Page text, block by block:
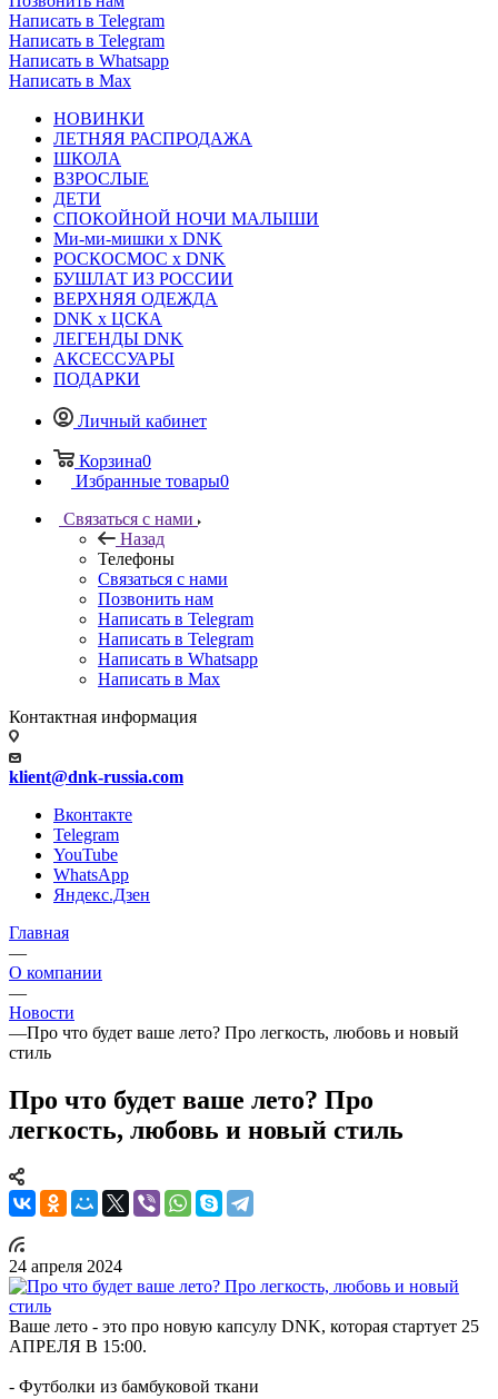
Написать в Telegram
Написать в Telegram
Написать в Whatsapp
Написать в Max
НОВИНКИ
ЛЕТНЯЯ РАСПРОДАЖА
ШКОЛА
ВЗРОСЛЫЕ
ДЕТИ
СПОКОЙНОЙ НОЧИ МАЛЫШИ
Ми-ми-мишки x DNK
РОСКОСМОС x DNK
БУШЛАТ ИЗ РОССИИ
ВЕРХНЯЯ ОДЕЖДА
DNK x ЦСКА
ЛЕГЕНДЫ DNK
АКСЕССУАРЫ
ПОДАРКИ
Личный кабинет
Корзина0
Избранные товары0
Связаться с нами
Назад
Телефоны
Связаться с нами
Позвонить нам
Написать в Telegram
Написать в Telegram
Написать в Whatsapp
Написать в Max
Контактная информация
klient@dnk-russia.com
Вконтакте
Telegram
YouTube
WhatsApp
Яндекс.Дзен
Главная
—
О компании
—
Новости
—Про что будет ваше лето? Про легкость, любовь и новый
стиль
Про что будет ваше лето? Про
легкость, любовь и новый стиль
24 апреля 2024
Ваше лето - это про новую капсулу DNK, которая стартует 25
АПРЕЛЯ В 15:00.
- Футболки из бамбуковой ткани